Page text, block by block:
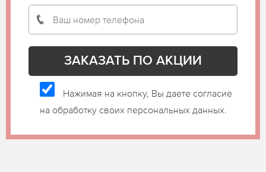
Нажимая на кнопку, Вы даете согласие
на обработку своих персональных данных.